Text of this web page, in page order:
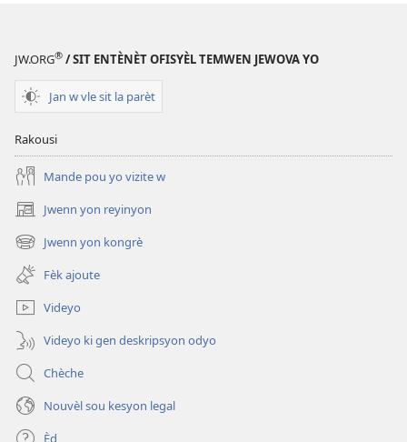
se
JW.ORG® / SIT ENTÈNÈT OFISYÈL TEMWEN JEWOVA YO
Jan w vle sit la parèt
Rakousi
Mande pou yo vizite w
Jwenn yon reyinyon
(opens
new
window)
Jwenn yon kongrè
(opens
new
window)
Fèk ajoute
Videyo
Videyo ki gen deskripsyon odyo
Chèche
Nouvèl sou kesyon legal
Èd